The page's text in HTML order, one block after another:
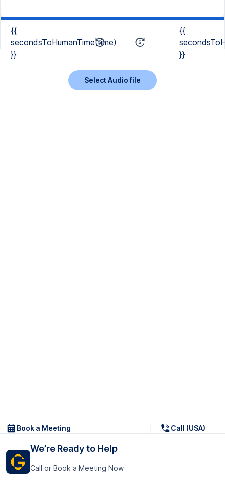
{{
secondsToHumanTime(time)
}}
{{
}}
Select Audio file
Book a Meeting Call (USA)
We’re Ready to Help
Call or Book a Meeting Now